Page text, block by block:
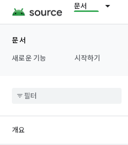
문서
문서
새로운 기능
시작하기
개요